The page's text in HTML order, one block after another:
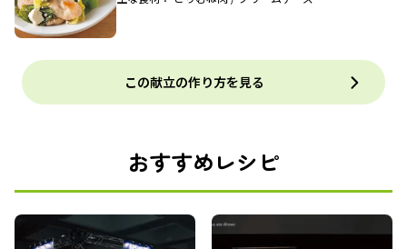
この献立の作り方を見る
おすすめレシピ